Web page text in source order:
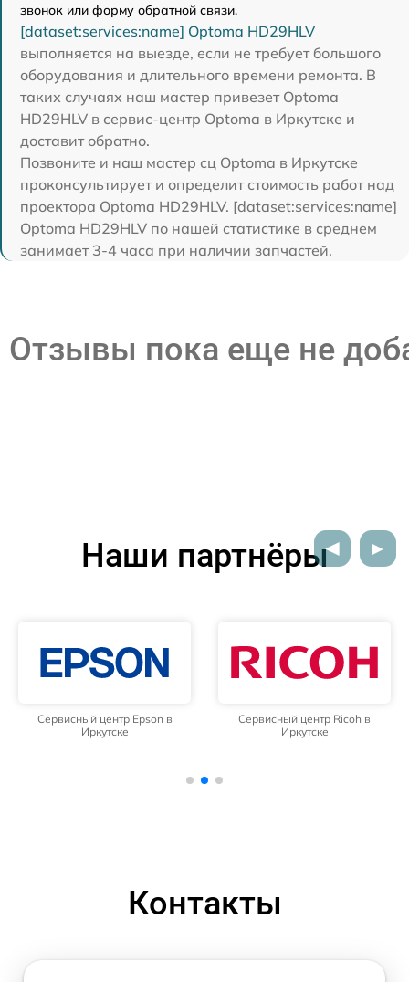
звонок или форму обратной связи.
[dataset:services:name] Optoma HD29HLV
выполняется на выезде, если не требует большого
оборудования и длительного времени ремонта. В
таких случаях наш мастер привезет Optoma
HD29HLV в сервис-центр Optoma в Иркутске и
доставит обратно.
Позвоните и наш мастер сц Optoma в Иркутске
проконсультирует и определит стоимость работ над
проектора Optoma HD29HLV. [dataset:services:name]
Optoma HD29HLV по нашей статистике в среднем
занимает 3-4 часа при наличии запчастей.
Отзывы пока еще не
Наши партнёры
Сервисный центр Epson в
Иркутске
Сервисный центр Ricoh в
Иркутске
Контакты